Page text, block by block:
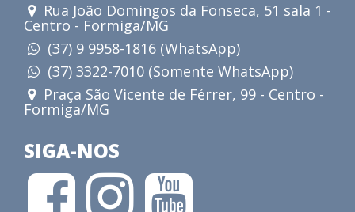
Rua João Domingos da Fonseca, 51 sala 1 -
Centro - Formiga/MG
(37) 9 9958-1816 (WhatsApp)
(37) 3322-7010 (Somente WhatsApp)
Praça São Vicente de Férrer, 99 - Centro -
Formiga/MG
SIGA-NOS